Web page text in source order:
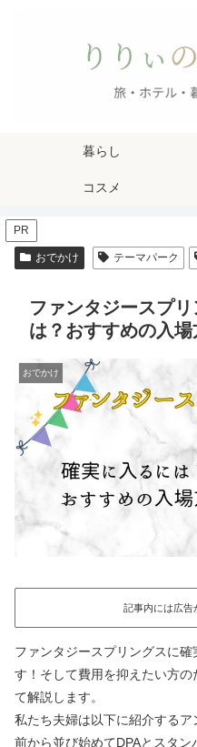
暮らし
コスメ
PR
おでかけ テーマパーク
ファンタジースプ
は？おすすめの入場
おでかけ
記事内には広告
ファンタジースプリングスに
す！そして費用を抑えたい方
て解説します。
私たち夫婦は以下に紹介する
前から並び始めてDPAとスタ